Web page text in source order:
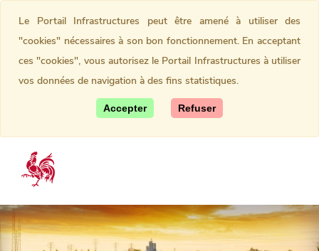
Le Portail Infrastructures peut être amené à utiliser des
"cookies" nécessaires à son bon fonctionnement. En acceptant
ces "cookies", vous autorisez le Portail Infrastructures à utiliser
vos données de navigation à des fins statistiques.
Accepter Refuser